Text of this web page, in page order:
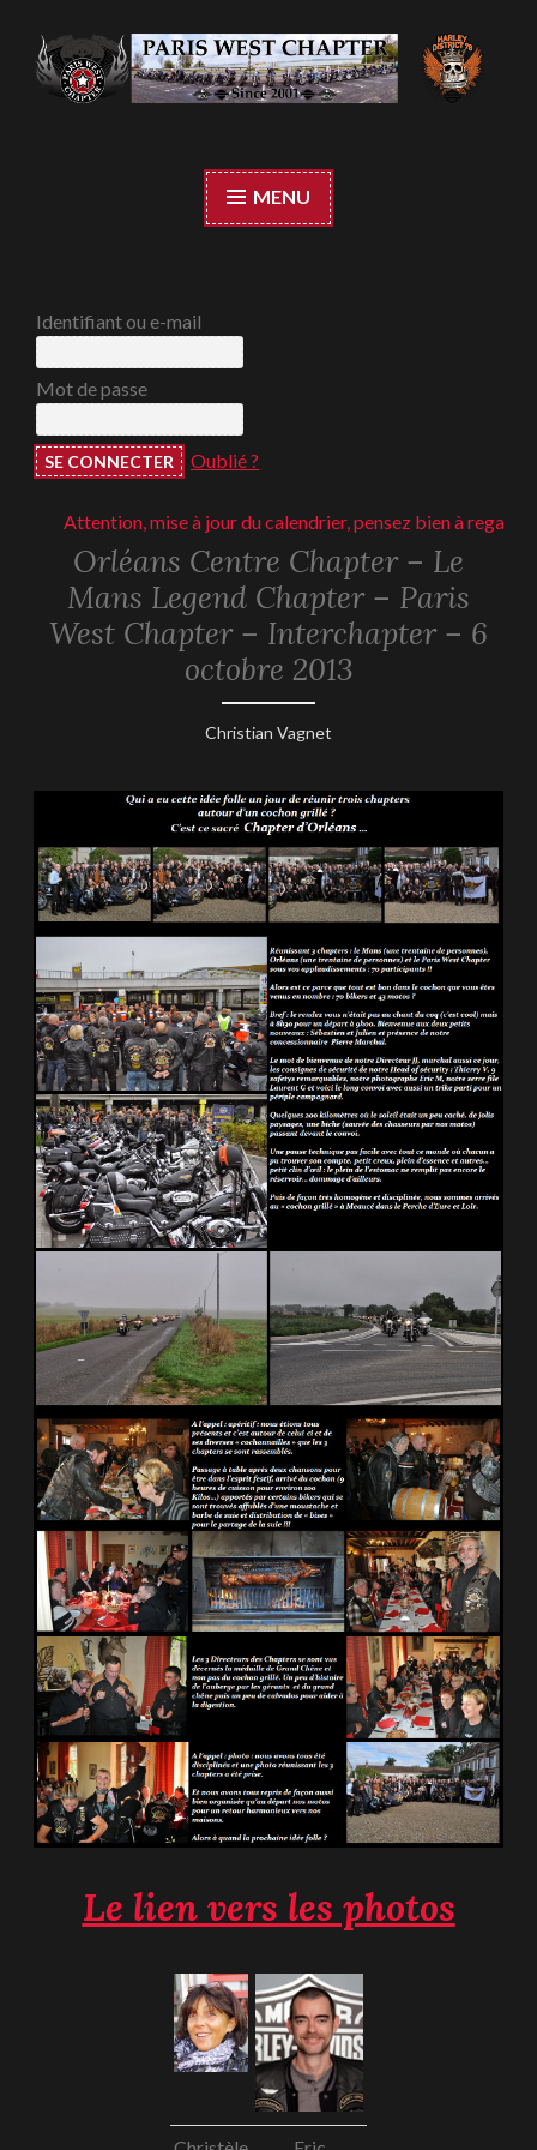
Accéder
au
contenu
MENU
Identifiant ou e-mail
Mot de passe
Oublié ?
Attention, mise à jour du calendrier, pensez bien à regarder ;-)
REPORTAGES
2013
Orléans Centre Chapter – Le
Mans Legend Chapter – Paris
West Chapter – Interchapter – 6
octobre 2013
6
Christian Vagnet
Le lien vers les photos